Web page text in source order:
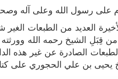
على رسول الله وعلى آله
العديد من الطبعات
قِبَلِ الشيخ رحمه الله
الصادرة عن غير هذه
يحيى بن علي الحجوري على